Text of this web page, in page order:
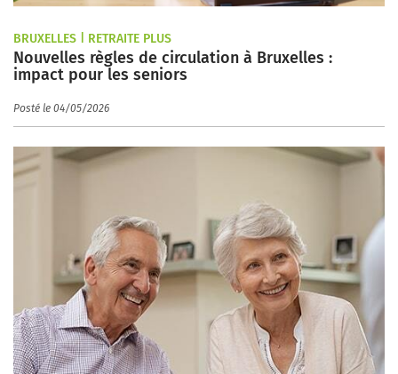
BRUXELLES | RETRAITE PLUS
Nouvelles règles de circulation à Bruxelles :
impact pour les seniors
Posté le 04/05/2026